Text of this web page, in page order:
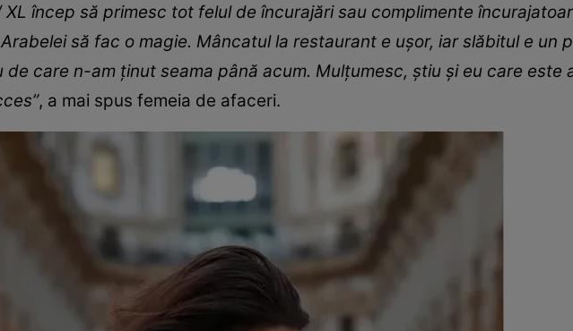
XL încep să primesc tot felul de încurajări sau complimente
să fac o magie. Mâncatul la restaurant e ușor, iar slăbitul e un
care n-am ținut seama până acum. Mulțumesc, știu și eu care este
, a mai spus femeia de afaceri.